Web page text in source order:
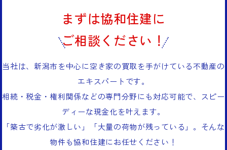
まずは協和住建に
ご相談ください！
当社は、新潟市を中心に空き家の買取を手がけている不動産の
エキスパートです。
相続・税金・権利関係などの専門分野にも対応可能で、スピー
ディーな現金化を叶えます。
「築古で劣化が激しい」「大量の荷物が残っている」。そんな
物件も協和住建にお任せください！